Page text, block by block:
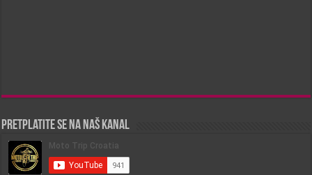
Pretplatite se na naš kanal